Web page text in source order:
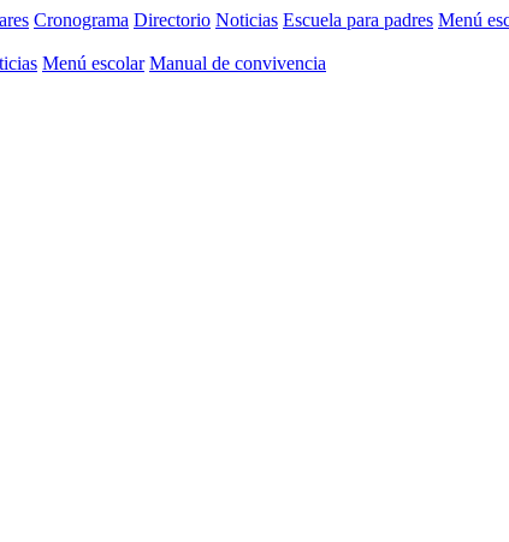
Cronograma Directorio Noticias Escuela para padres Menú
Menú escolar Manual de convivencia